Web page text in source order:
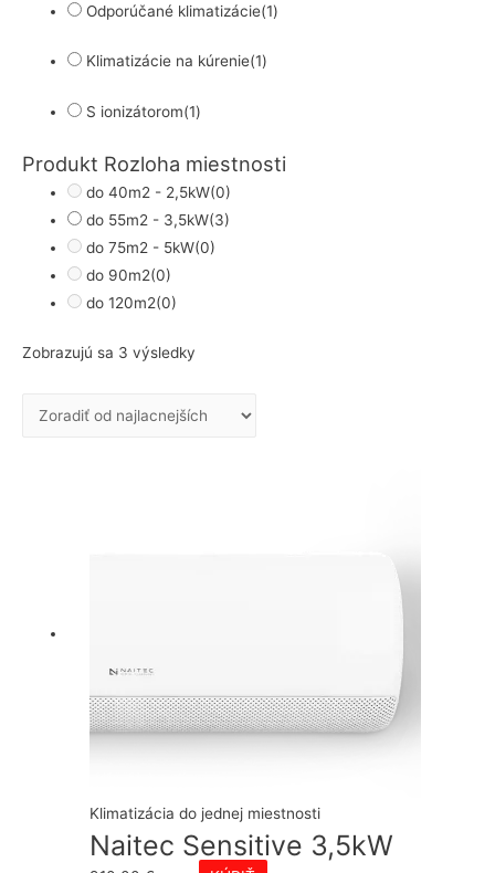
Odporúčané klimatizácie(1)
Klimatizácie na kúrenie(1)
S ionizátorom(1)
Produkt Rozloha miestnosti
do 40m2 - 2,5kW(0)
do 55m2 - 3,5kW(3)
do 75m2 - 5kW(0)
do 90m2(0)
do 120m2(0)
Zobrazujú sa 3 výsledky
ceny:
Klimatizácia do jednej miestnosti
Naitec Sensitive 3,5kW